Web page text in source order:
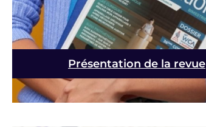
Présentation de la revue